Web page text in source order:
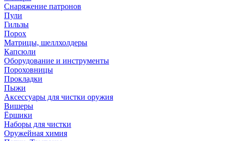
Снаряжение патронов
Пули
Гильзы
Порох
Матрицы, шеллхолдеры
Капсюли
Оборудование и инструменты
Пороховницы
Прокладки
Пыжи
Аксессуары для чистки оружия
Вишеры
Ёршики
Наборы для чистки
Оружейная химия